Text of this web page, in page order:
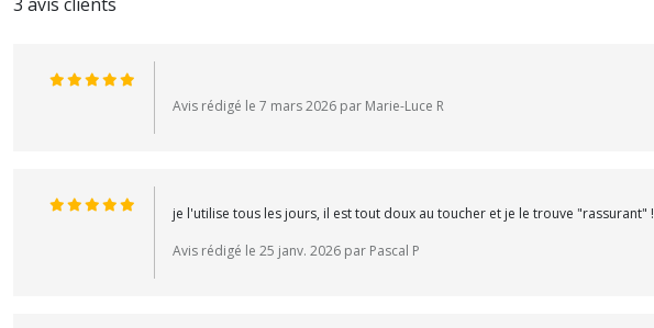
Avis rédigé le 7 mars 2026 par Marie-Luce R
je l'utilise tous les jours, il est tout doux au toucher et je le trouve "rassurant" !
Avis rédigé le 25 janv. 2026 par Pascal P